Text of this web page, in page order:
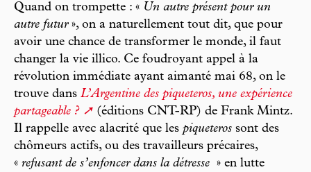
Quand on trompette : « Un autre présent pour un
autre futur», on a naturellement tout dit, que pour
avoir une chance de transformer le monde, il faut
changer la vie illico. Ce foudroyant appel à la
révolution immédiate ayant aimanté mai 68, on le
trouve dans L’Argentine des piqueteros, une expérience
partageable ?
(éditions CNT-RP) de Frank Mintz.
Il rappelle avec alacrité que les piqueteros sont des
chômeurs actifs, ou des travailleurs précaires,
« refusant de s’enfoncer dans la détresse » en lutte